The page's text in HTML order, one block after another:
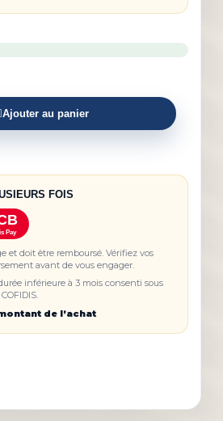
Ajouter au panier
FOIS
Pay
et doit être remboursé. Vérifiez vos
avant de vous engager.
inférieure à 3 mois consenti sous
de l’achat